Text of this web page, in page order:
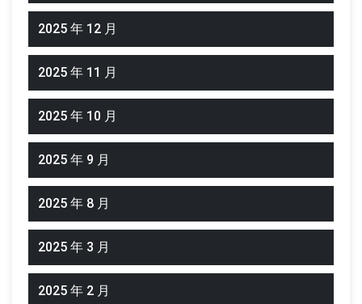
2025 年 12 月
2025 年 11 月
2025 年 10 月
2025 年 9 月
2025 年 8 月
2025 年 3 月
2025 年 2 月